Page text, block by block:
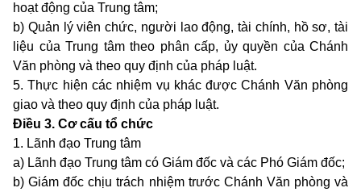
hoạt động của Trung tâm;
b) Quản lý viên chức, người lao động, tài chính, hồ sơ, tài
liệu của Trung tâm theo phân cấp, ủy quyền của Chánh
Văn phòng và theo quy định của pháp luật.
5. Thực hiện các nhiệm vụ khác được Chánh Văn phòng
giao và theo quy định của pháp luật.
Điều 3. Cơ cấu tổ chức
1. Lãnh đạo Trung tâm
a) Lãnh đạo Trung tâm có Giám đốc và các Phó Giám đốc;
b) Giám đốc chịu trách nhiệm trước Chánh Văn phòng và